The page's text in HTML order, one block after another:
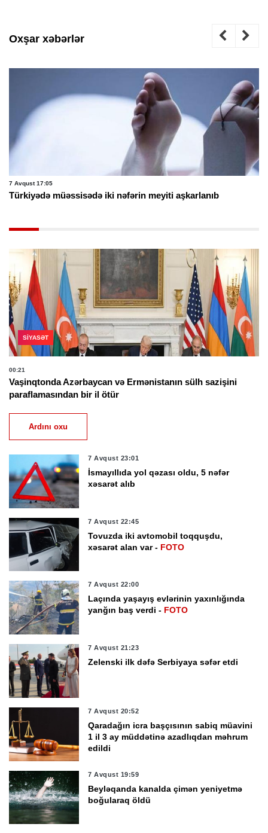
Oxşar xəbərlər
7 Avqust 17:05
Türkiyədə müəssisədə iki nəfərin meyiti aşkarlanıb
SIYASƏT
00:21
Vaşinqtonda Azərbaycan və Ermənistanın sülh sazişini
paraflamasından bir il ötür
Ardını oxu
7 Avqust 23:01
İsmayıllıda yol qəzası oldu, 5 nəfər
xəsarət alıb
7 Avqust 22:45
Tovuzda iki avtomobil toqquşdu,
xəsarət alan var - FOTO
7 Avqust 22:00
Laçında yaşayış evlərinin yaxınlığında
yanğın baş verdi - FOTO
7 Avqust 21:23
Zelenski ilk dəfə Serbiyaya səfər etdi
7 Avqust 20:52
Qaradağın icra başçısının sabiq müavini
1 il 3 ay müddətinə azadlıqdan məhrum
edildi
7 Avqust 19:59
Beyləqanda kanalda çimən yeniyetmə
boğularaq öldü